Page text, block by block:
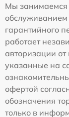
Мы занимаемся
обслуживанием
гарантийного
работает
авторизации
указанные на
офертой
обозначения
только в